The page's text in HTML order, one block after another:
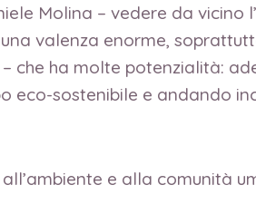
Molina – vedere da vicino
valenza enorme,
ha molte potenzialità:
eco-sostenibile e andando
e alla comunità